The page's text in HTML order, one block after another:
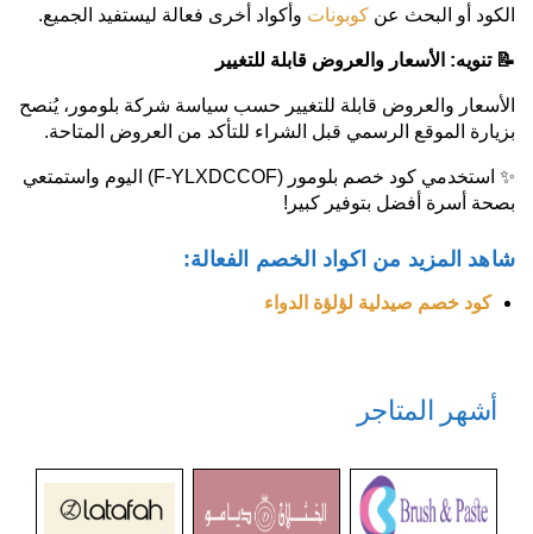
الكود أو البحث عن كوبونات وأكواد أخرى فعالة ليستفيد الجميع.
📝 تنويه: الأسعار والعروض قابلة للتغيير
الأسعار والعروض قابلة للتغيير حسب سياسة شركة بلومور، يُنصح
بزيارة الموقع الرسمي قبل الشراء للتأكد من العروض المتاحة.
✨ استخدمي كود خصم بلومور (F-YLXDCCOF) اليوم واستمتعي
بصحة أسرة أفضل بتوفير كبير!
شاهد المزيد من اكواد الخصم الفعالة:
كود خصم صيدلية لؤلؤة الدواء
أشهر المتاجر